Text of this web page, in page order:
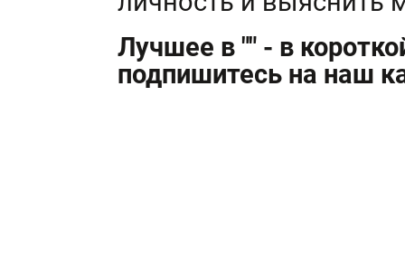
Лучшее в "" - в
подпишитесь на наш